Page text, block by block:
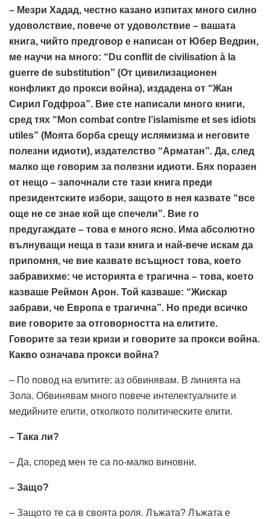
– Мезри Хадад, честно казано изпитах много силно
удоволствие, повече от удоволствие – вашата
книга, чийто предговор е написан от Юбер Ведрин,
ме научи на много: “Du conflit de civilisation à la
guerre de substitution” (От цивилизационен
конфликт до прокси война), издадена от “Жан
Сирил Годфроа”. Вие сте написали много книги,
сред тях “Mon combat contre l’islamisme еt ses idiots
utiles” (Моята борба срещу ислямизма и неговите
полезни идиоти), издателство “Арматан”. Да, след
малко ще говорим за полезни идиоти. Бях поразен
от нещо – започнали сте тази книга преди
президентските избори, защото в нея казвате “все
още не се знае кой ще спечели”. Вие го
предугаждате – това е много ясно. Има абсолютно
вълнуващи неща в тази книга и най-вече искам да
припомня, че вие казвате всъщност това, което
забравихме: че историята е трагична – това, което
казваше Реймон Арон. Той казваше: “Жискар
забрави, че Европа е трагична”. Но преди всичко
вие говорите за отговорността на елитите.
Говорите за тези кризи и говорите за прокси война.
Какво означава прокси война?
– По повод на елитите: аз обвинявам. В линията на
Зола. Обвинявам много повече интелектуалните и
медийните елити, отколкото политическите елити.
– Така ли?
– Да, според мен те са по-малко виновни.
– Защо?
– Защото те са в своята роля. Лъжата? Лъжата е